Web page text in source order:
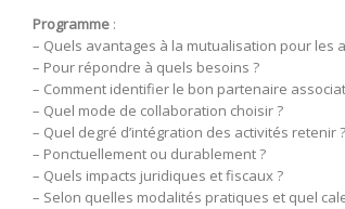
Programme :
– Quels avantages à la mutualisation pour les
– Pour répondre à quels besoins ?
– Comment identifier le bon partenaire
– Quel mode de collaboration choisir ?
– Quel degré d’intégration des activités retenir ?
– Ponctuellement ou durablement ?
– Quels impacts juridiques et fiscaux ?
– Selon quelles modalités pratiques et quel